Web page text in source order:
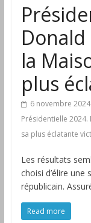
la
plus
6 novembre 2024
Présidentielle
sa plus éclatante
Les résultats
choisi d’élire une
républicain.
Read more